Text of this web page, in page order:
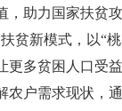
，助力国家扶贫
贫新模式，以“
更多贫困人口受
农户需求现状，